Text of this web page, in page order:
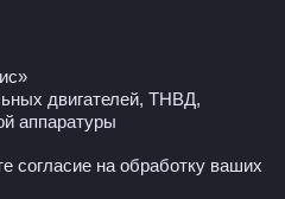
двигателей, ТНВД,
аппаратуры
согласие на обработку ваших